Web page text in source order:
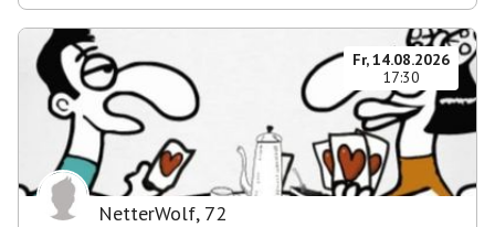
Fr, 14.08.2026
17:30
NetterWolf, 72